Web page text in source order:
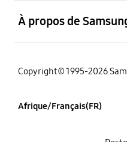
À propos de
Copyright© 1995-2026
Afrique/Français(FR)